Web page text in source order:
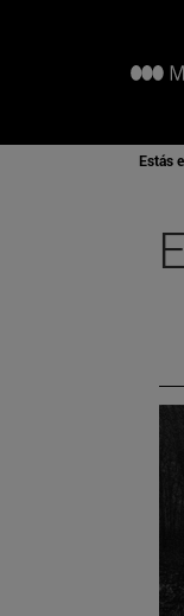
Estás